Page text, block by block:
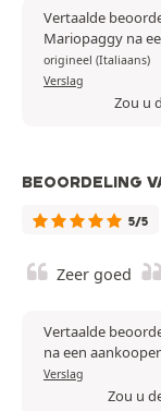
Vertaalde
Mariopaggy na
origineel (Italiaans)
Verslag
Zou u
BEOORDELING
5/5
Zeer goed
Vertaalde
na een
Verslag
Zou u